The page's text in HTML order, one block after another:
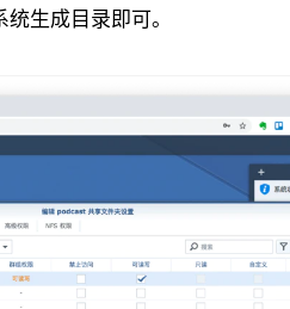
生成目录即可。